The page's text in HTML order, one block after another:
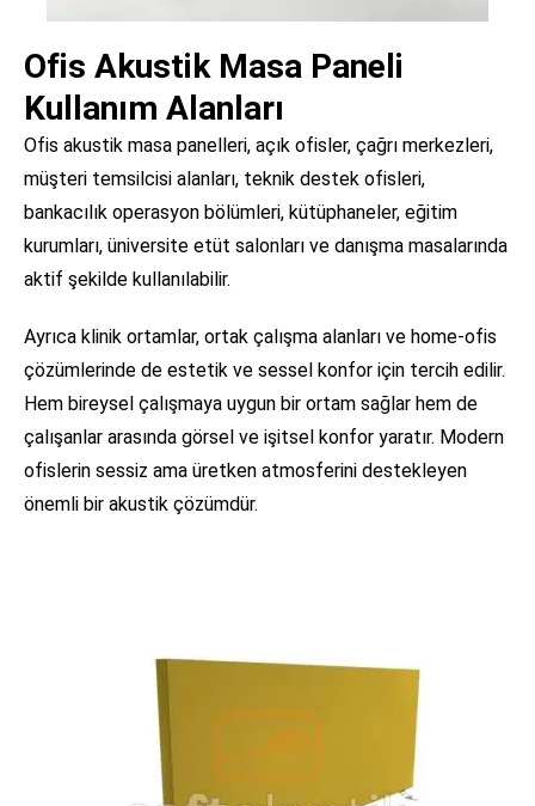
Ofis Akustik Masa Paneli
Kullanım Alanları
Ofis akustik masa panelleri, açık ofisler, çağrı merkezleri,
müşteri temsilcisi alanları, teknik destek ofisleri,
bankacılık operasyon bölümleri, kütüphaneler, eğitim
kurumları, üniversite etüt salonları ve danışma masalarında
aktif şekilde kullanılabilir.
Ayrıca klinik ortamlar, ortak çalışma alanları ve home-ofis
çözümlerinde de estetik ve sessel konfor için tercih edilir.
Hem bireysel çalışmaya uygun bir ortam sağlar hem de
çalışanlar arasında görsel ve işitsel konfor yaratır. Modern
ofislerin sessiz ama üretken atmosferini destekleyen
önemli bir akustik çözümdür.